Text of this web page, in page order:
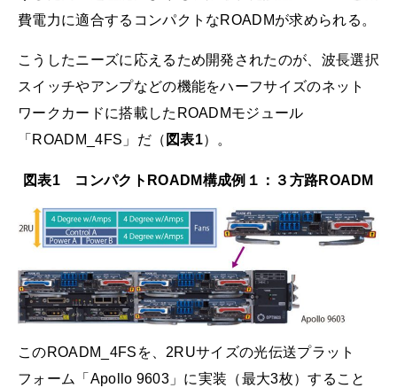
費電力に適合するコンパクトなROADMが求められる。
こうしたニーズに応えるため開発されたのが、波長選択
スイッチやアンプなどの機能をハーフサイズのネット
ワークカードに搭載したROADMモジュール
「ROADM_4FS」だ（ 図表1）。
図表1 コンパクトROADM構成例１：３方路ROADM
このROADM_4FSを、2RUサイズの光伝送プラット
フォーム「Apollo 9603」に実装（最大3枚）すること